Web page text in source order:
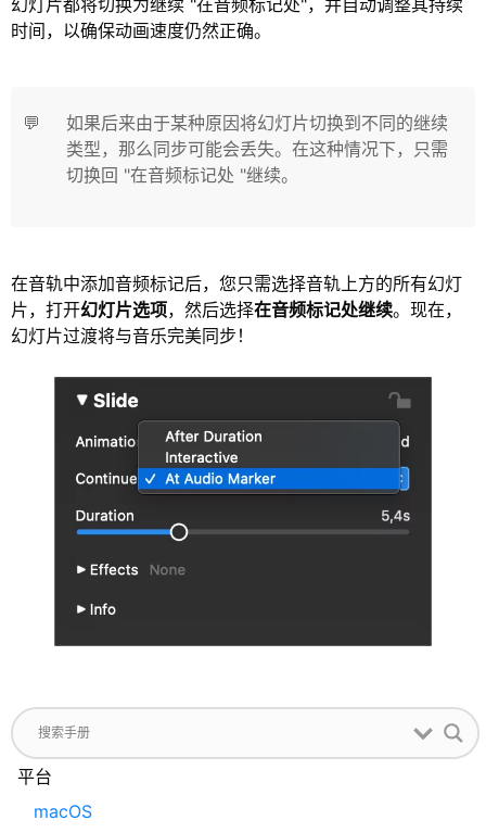
平台
macOS
幻灯片都将切换为继续 "在音频标记处"，并自动调整其持续
时间，以确保动画速度仍然正确。
💬
如果后来由于某种原因将幻灯片切换到不同的继续
类型，那么同步可能会丢失。在这种情况下，只需
切换回 "在音频标记处 "继续。
在音轨中添加音频标记后，您只需选择音轨上方的所有幻灯
片，打开幻灯片选项，然后选择在音频标记处继续。现在，
幻灯片过渡将与音乐完美同步！